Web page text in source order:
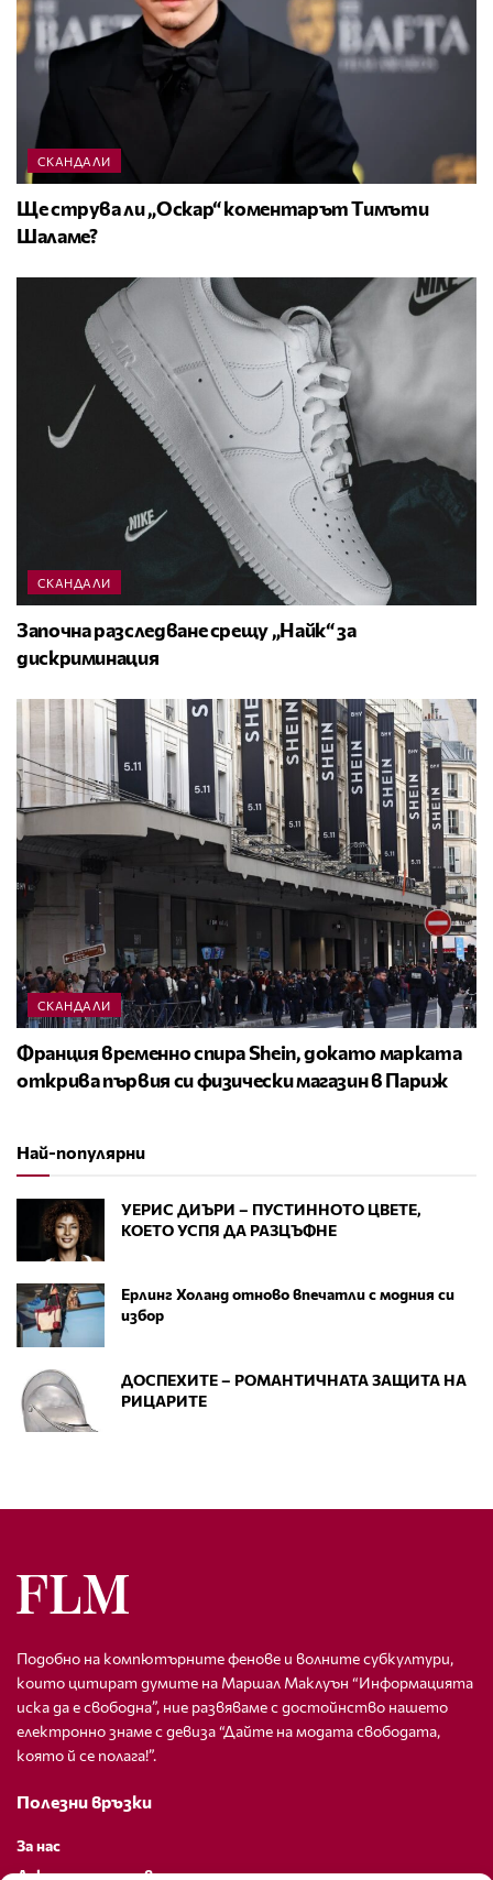
СКАНДАЛИ
Ще струва ли „Оскар“ коментарът Тимъти
Шаламе?
СКАНДАЛИ
Започна разследване срещу „Найк“ за
дискриминация
СКАНДАЛИ
Франция временно спира Shein, докато марката
открива първия си физически магазин в Париж
Най-популярни
УЕРИС ДИЪРИ – ПУСТИННОТО ЦВЕТЕ,
КОЕТО УСПЯ ДА РАЗЦЪФНЕ
Ерлинг Холанд отново впечатли с модния си
избор
ДОСПЕХИТЕ – РОМАНТИЧНАТА ЗАЩИТА НА
РИЦАРИТЕ
Подобно на компютърните фенове и волните субкултури,
които цитират думите на Маршал Маклуън “Информацията
иска да е свободна”, ние развяваме с достойнство нашето
електронно знаме с девиза “Дайте на модата свободата,
която й се полага!”.
Полезни връзки
За нас
Декларация за поверителност